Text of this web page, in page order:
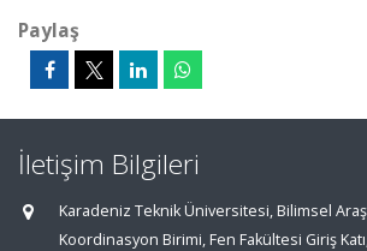
Paylaş
İletişim Bilgileri
Karadeniz Teknik Üniversitesi, Bilimsel
Koordinasyon Birimi, Fen Fakültesi Giriş